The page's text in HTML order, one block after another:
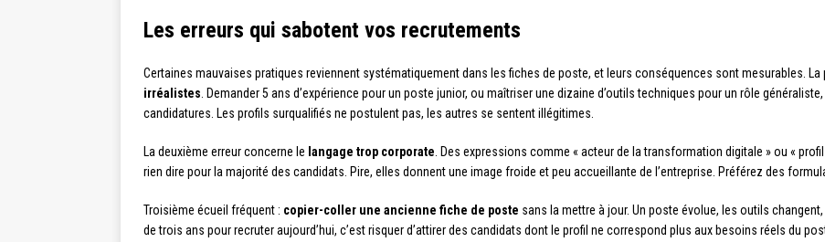
Les erreurs qui sabotent vos recrutements
Certaines mauvaises pratiques reviennent systématiquement dans les fiches de poste, et leurs conséquences sont mesurables. La
irréalistes . Demander 5 ans d’expérience pour un poste junior, ou maîtriser une dizaine d’outils techniques pour un rôle
candidatures. Les profils surqualifiés ne postulent pas, les autres se sentent illégitimes.
La deuxième erreur concerne le langage trop corporate . Des expressions comme « acteur de la transformation digitale » ou «
rien dire pour la majorité des candidats. Pire, elles donnent une image froide et peu accueillante de l’entreprise. Préférez des
Troisième écueil fréquent : copier-coller une ancienne fiche de poste sans la mettre à jour. Un poste évolue, les outils
de trois ans pour recruter aujourd’hui, c’est risquer d’attirer des candidats dont le profil ne correspond plus aux besoins réels du